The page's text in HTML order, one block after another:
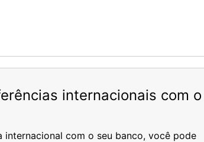
internacionais com o
com o seu banco, você pode